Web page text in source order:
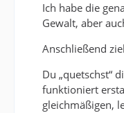
Ich habe die
Gewalt, aber
Anschließend
Du „quetschst“
funktioniert
gleichmäßigen,